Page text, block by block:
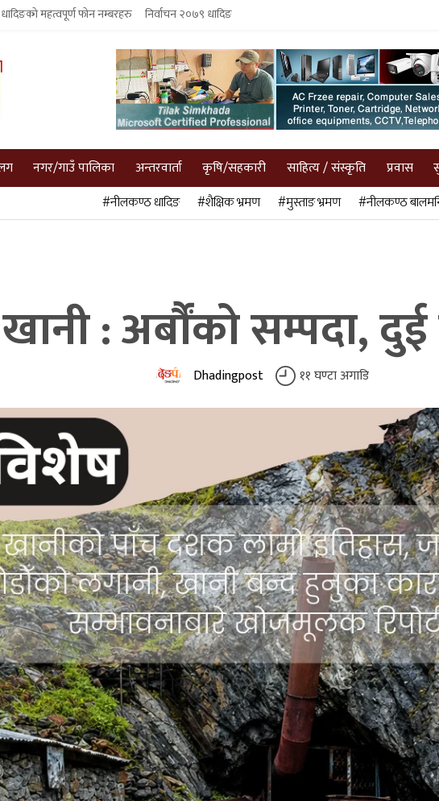
धादिङको महत्वपूर्ण फोन नम्बरहरु निर्वाचन २०७९ धादिङ
नगर/गाउँ पालिका अन्तरवार्ता कृषि/सहकारी साहित्य / संस्कृति प्रवास
#नीलकण्ठ धादिङ #शैक्षिक भ्रमण #मुस्ताङ भ्रमण #नीलकण्ठ
: अर्बौंको सम्पदा,
Dhadingpost
११ घण्टा अगाडि
घण्टा